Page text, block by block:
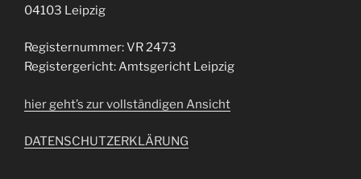
04103 Leipzig
Registernummer: VR 2473
Registergericht: Amtsgericht Leipzig
hier geht’s zur vollständigen Ansicht
DATENSCHUTZERKLÄRUNG